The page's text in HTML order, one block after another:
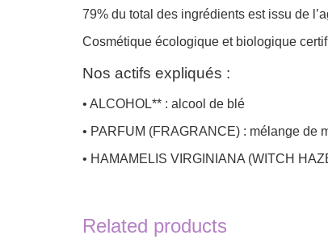
79% du total des ingrédients est issu de
Cosmétique écologique et biologique
Nos actifs expliqués :
• ALCOHOL** : alcool de blé
• PARFUM (FRAGRANCE) : mélange de
• HAMAMELIS VIRGINIANA (WITCH
Related products